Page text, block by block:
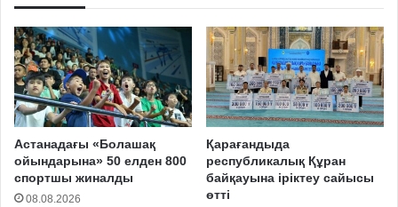
Астанадағы «Болашақ
ойындарына» 50 елден 800
спортшы жиналды
08.08.2026
Қарағандыда
республикалық Құран
байқауына іріктеу сайысы
өтті